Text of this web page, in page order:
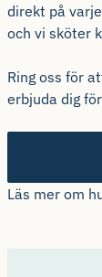
direkt på
och vi sköter
Ring oss för
erbjuda dig
Läs mer om